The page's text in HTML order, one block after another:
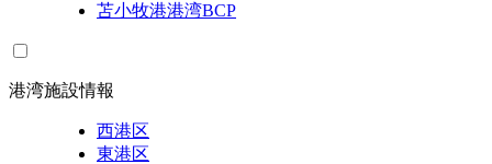
苫小牧港港湾BCP
港湾施設情報
西港区
東港区